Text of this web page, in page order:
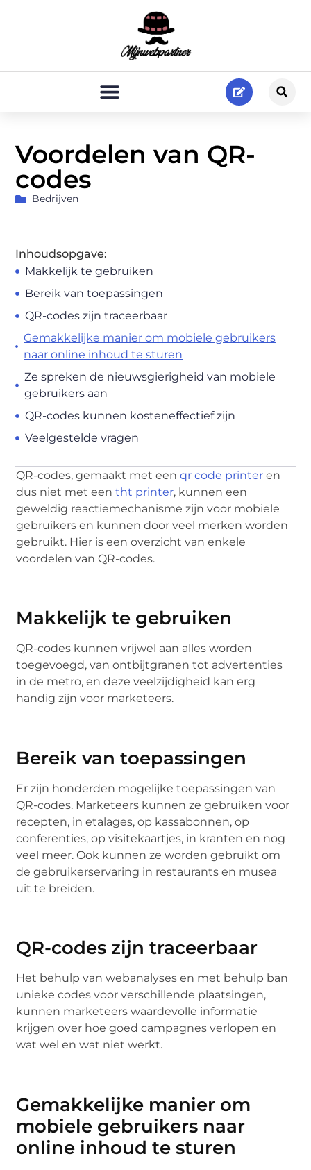
Voordelen van QR-
codes
Bedrijven
Inhoudsopgave:
Makkelijk te gebruiken
Bereik van toepassingen
QR-codes zijn traceerbaar
Gemakkelijke manier om mobiele gebruikers
naar online inhoud te sturen
Ze spreken de nieuwsgierigheid van mobiele
gebruikers aan
QR-codes kunnen kosteneffectief zijn
Veelgestelde vragen
QR-codes, gemaakt met eenqr code printer en
dus niet met eentht printer, kunnen een
geweldig reactiemechanisme zijn voor mobiele
gebruikers en kunnen door veel merken worden
gebruikt. Hier is een overzicht van enkele
voordelen van QR-codes.
Makkelijk te gebruiken
QR-codes kunnen vrijwel aan alles worden
toegevoegd, van ontbijtgranen tot advertenties
in de metro, en deze veelzijdigheid kan erg
handig zijn voor marketeers.
Bereik van toepassingen
Er zijn honderden mogelijke toepassingen van
QR-codes. Marketeers kunnen ze gebruiken voor
recepten, in etalages, op kassabonnen, op
conferenties, op visitekaartjes, in kranten en nog
veel meer. Ook kunnen ze worden gebruikt om
de gebruikerservaring in restaurants en musea
uit te breiden.
QR-codes zijn traceerbaar
Het behulp van webanalyses en met behulp ban
unieke codes voor verschillende plaatsingen,
kunnen marketeers waardevolle informatie
krijgen over hoe goed campagnes verlopen en
wat wel en wat niet werkt.
Gemakkelijke manier om
mobiele gebruikers naar
online inhoud te sturen